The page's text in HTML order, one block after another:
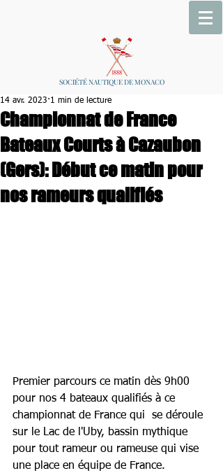
SOCIÉTÉ NAUTIQUE DE MONACO
Championnat de France
Bateaux Courts à Cazaubon
(Gers): Début ce matin pour
nos rameurs qualifiés
14 avr. 2023 1 min de lecture
Premier parcours ce matin dès 9h00
pour nos 4 bateaux qualifiés à ce
championnat de France qui  se déroule
sur le Lac de l'Uby, bassin mythique
pour tout rameur ou rameuse qui vise
une place en équipe de France.